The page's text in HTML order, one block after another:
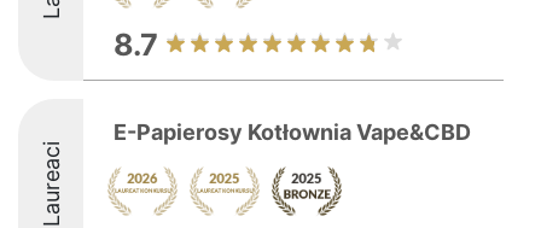
8.7
Laureaci
E-Papierosy Kotłownia Vape&CBD